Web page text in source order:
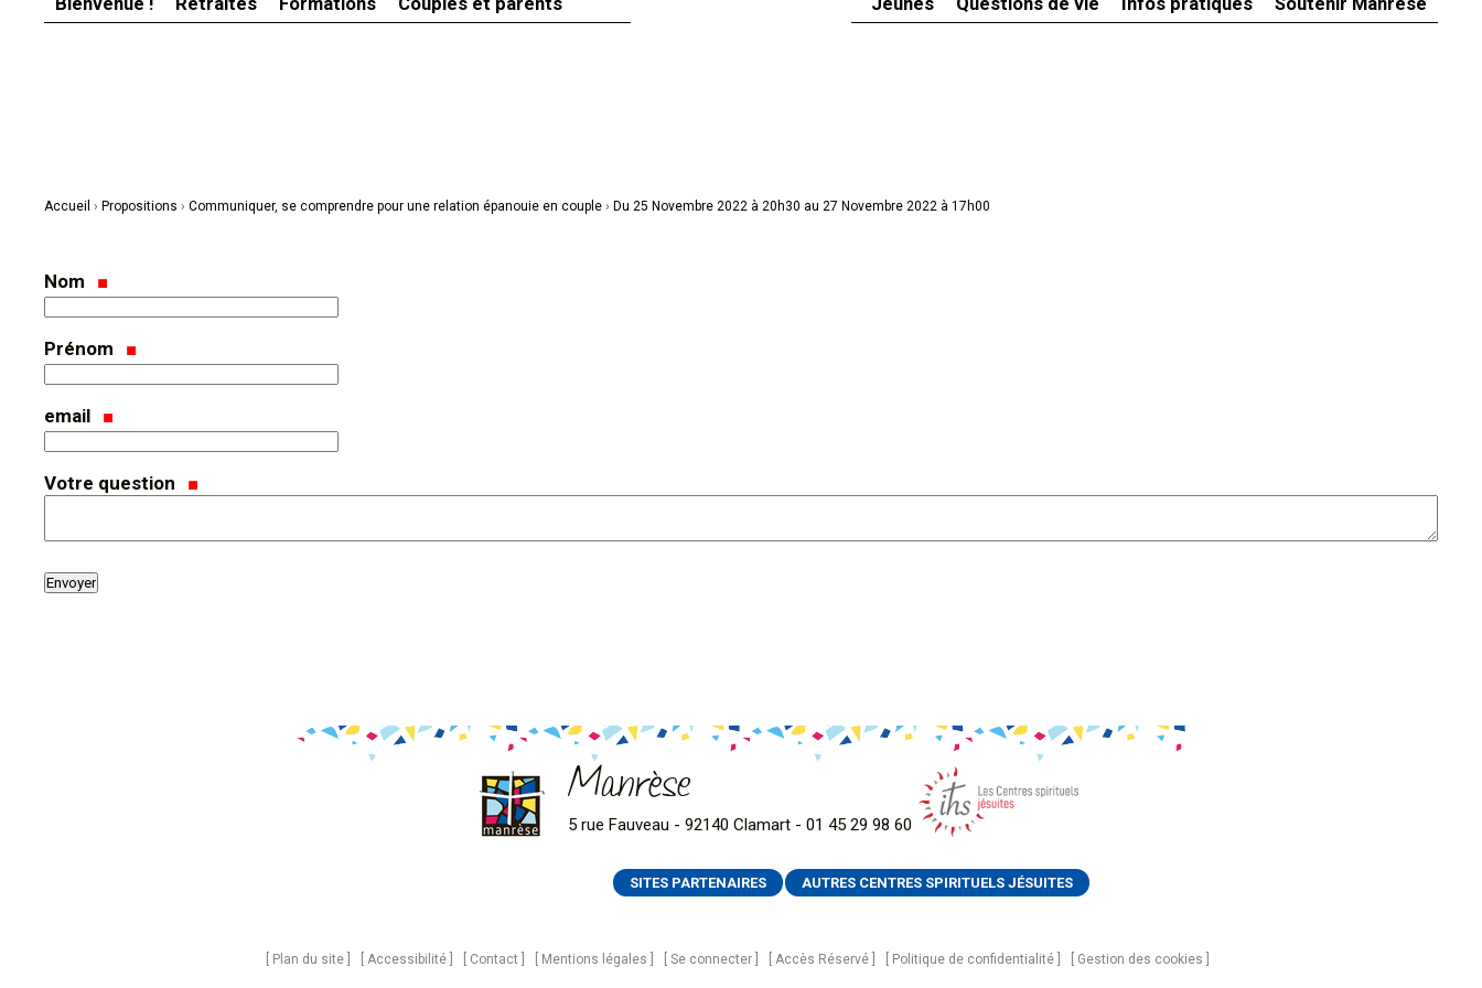
Accueil › Propositions › Communiquer, se comprendre pour une relation épanouie en couple › Du 25 Novembre 2022 à 20h30 au 27 Novembre 2022 à 17h00
Nom
Prénom
email
Votre question
Manrèse
5 rue Fauveau - 92140 Clamart - 01 45 29 98 60
SITES PARTENAIRES AUTRES CENTRES SPIRITUELS JÉSUITES
Plan du site Accessibilité Contact Mentions légales Se connecter Accès Réservé Politique de confidentialité Gestion des cookies